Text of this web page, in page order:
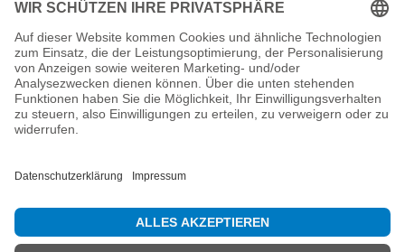
Reichenberger Str. 1
84130 Dingolfing
Telefon
info@mountain-sports-